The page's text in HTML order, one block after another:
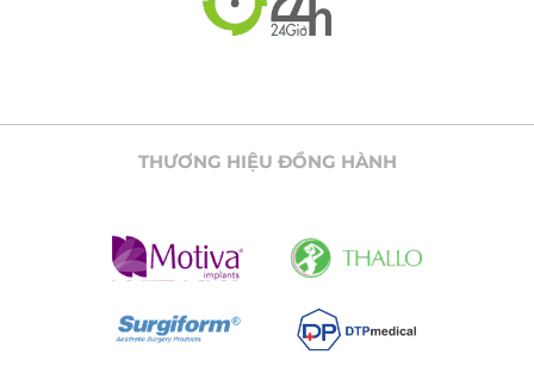
THƯƠNG HIỆU ĐỒNG HÀNH